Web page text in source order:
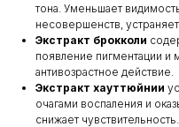
тона. Уменьшает
несовершенств, устраняет
Экстракт брокколи
появление пигментации и
антивозрастное действие.
Экстракт хауттюйнии
очагами воспаления и
снижает чувствительность.